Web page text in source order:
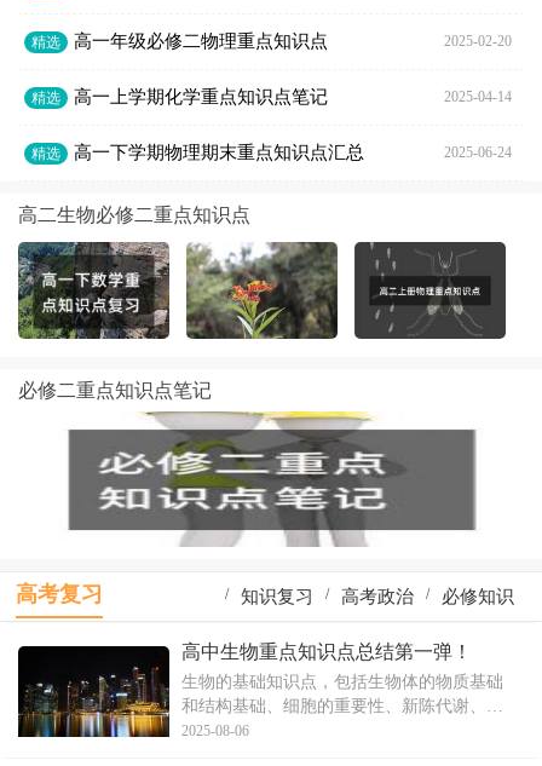
精选 2025-02-20
高一年级必修二物理重点知识点
精选 2025-04-14
高一上学期化学重点知识点笔记
精选 2025-06-24
高一下学期物理期末重点知识点汇总
高二生物必修二重点知识点
必修二重点知识点笔记
高考复习 必修知识
/
高考政治
/
知识复习
/
地理知识
高考物理
/
一轮复习
/
生物知识
/
识点复习
/
物理复习
/
高中生物重点知识点总结第一弹！
生物的基础知识点，包括生物体的物质基础
和结构基础、细胞的重要性、新陈代谢、应
激性和适应性、遗传和变异特征等。同时，
2025-08-06